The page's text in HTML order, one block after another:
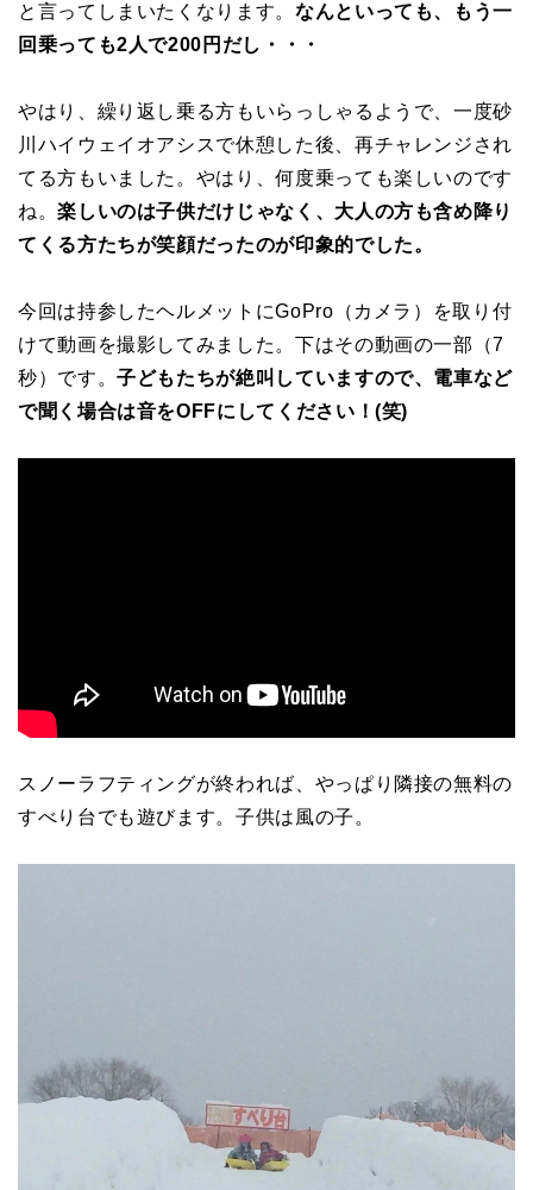
と言ってしまいたくなります。 なんといっても、もう一
回乗っても2人で200円だし・・・
やはり、繰り返し乗る方もいらっしゃるようで、一度砂
川ハイウェイオアシスで休憩した後、再チャレンジされ
てる方もいました。やはり、何度乗っても楽しいのです
ね。楽しいのは子供だけじゃなく、大人の方も含め降り
てくる方たちが笑顔だったのが印象的でした。
今回は持参したヘルメットにGoPro（カメラ）を取り付
けて動画を撮影してみました。下はその動画の一部（7
秒）です。子どもたちが絶叫していますので、電車など
で聞く場合は音をOFFにしてください！(笑)
スノーラフティングが終われば、やっぱり隣接の無料の
すべり台でも遊びます。子供は風の子。